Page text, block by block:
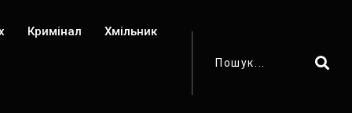
Кримінал Хмільник